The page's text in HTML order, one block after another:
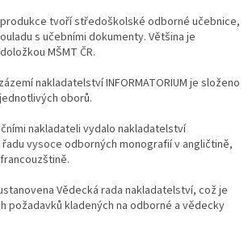
tvoří středoškolské odborné učebnice,
s učebními dokumenty. Většina je
MŠMT ČR.
nakladatelství INFORMATORIUM je složeno
oborů.
nakladateli vydalo nakladatelství
řadu vysoce odborných monografií v angličtině,
Vědecká rada nakladatelství, což je
požadavků kladených na odborné a vědecky